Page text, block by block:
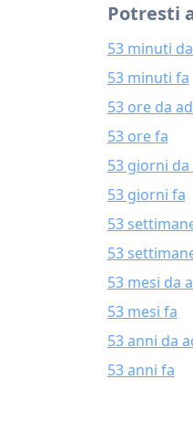
Potresti
53 minuti
53 minuti fa
53 ore da
53 ore fa
53 giorni da
53 giorni fa
53
53
53 mesi da
53 mesi fa
53 anni da
53 anni fa